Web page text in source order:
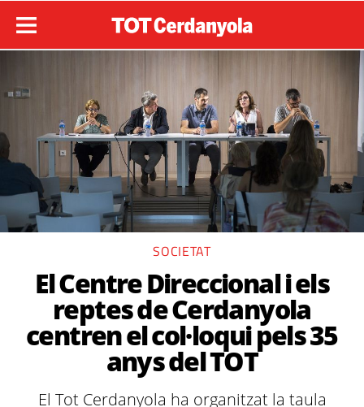
SOCIETAT
El Centre Direccional i els
reptes de Cerdanyola
centren el col·loqui pels 35
anys del TOT
El Tot Cerdanyola ha organitzat la taula